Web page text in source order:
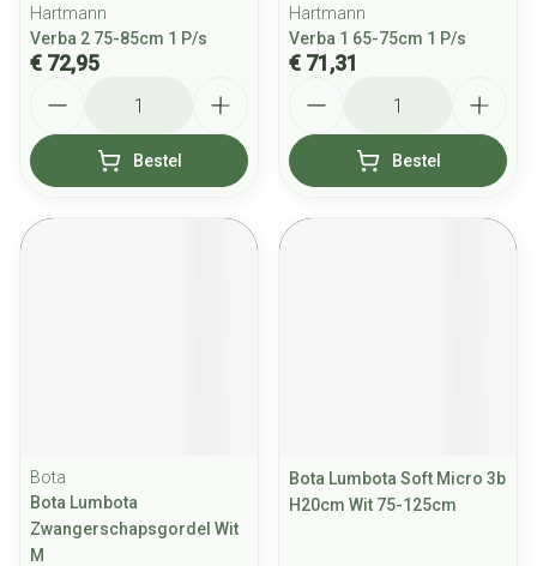
Hartmann
Verba 2 75-85cm 1 P/s
€ 72,95
Bestel
Hartmann
Verba 1 65-75cm 1 P/s
€ 71,31
Bestel
Bota
Bota Lumbota
Zwangerschapsgordel Wit
M
Bota Lumbota Soft Micro 3b
H20cm Wit 75-125cm